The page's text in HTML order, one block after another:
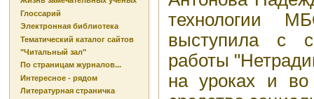
Глоссарий
Электронная библиотека
Тематический каталог сайтов
"Читальный зал"
По страницам журналов...
Интересное - рядом
Литературная страничка
выступила с
работы
на уроках и во